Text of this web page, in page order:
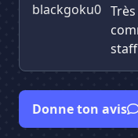
blackgoku0
Donne ton avis